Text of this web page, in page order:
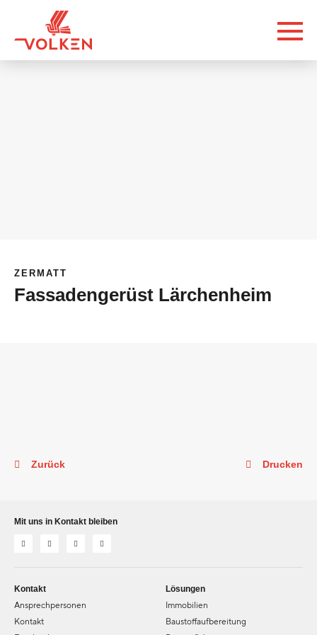
ZERMATT
Fassadengerüst Lärchenheim
Zurück Drucken
Mit uns in Kontakt bleiben
Kontakt
Ansprechpersonen
Kontakt
Lösungen
Immobilien
Baustoffaufbereitung